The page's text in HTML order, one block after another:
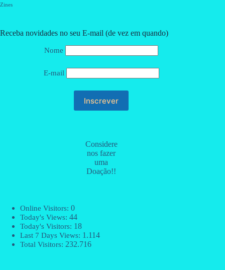
Zines
Receba novidades no seu E-mail (de vez em quando)
Nome
E-mail
Considere
nos fazer
uma
Doação!!
Online Visitors: 0
Today's Views: 44
Today's Visitors: 18
Last 7 Days Views: 1.114
Total Visitors: 232.716